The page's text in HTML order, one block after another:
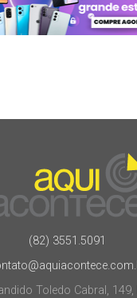
(82) 3551.5091
Toledo Cabral,